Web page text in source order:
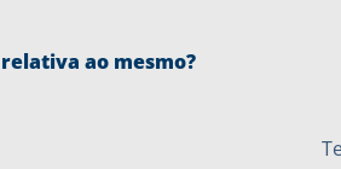
ao mesmo?